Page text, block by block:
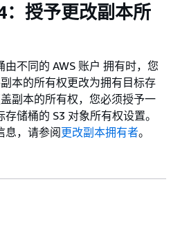
：授予更改副本所
不同的 AWS 账户 拥有时，您
本的所有权更改为拥有目标存
副本的所有权，您必须授予一
储桶的 S3 对象所有权设置。
息，请参阅更改副本拥有者。